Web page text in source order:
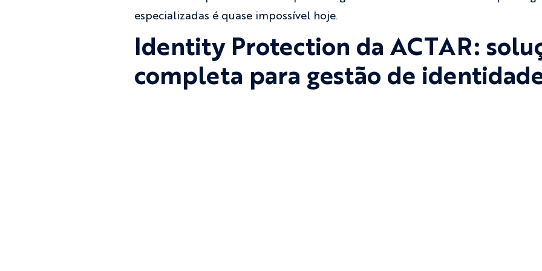
especializadas é quase impossível hoje.
Identity Protection da ACTAR:
completa para gestão de